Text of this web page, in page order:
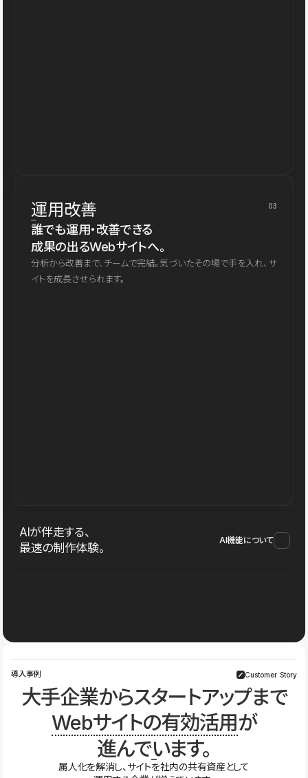
運用改善 03
誰でも運用・改善できる
成果の出るWebサイトへ。
分析から改善まで、チームで完結。気づいたその場で手を入れ、サ
イトを成長させられます。
AIが伴走する、
最速の制作体験。
AI機能について
導入事例 Customer Story
大手企業からスタートアップまで
Webサイトの有効活用が
進んでいます。
属人化を解消し、サイトを社内の共有資産として